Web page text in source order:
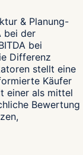
& Planung-
bei der
bei
Differenz
stellt eine
Käufer
einer als mittel
Bewertung